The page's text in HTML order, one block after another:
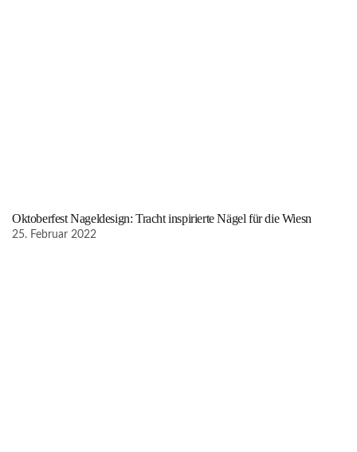
Oktoberfest Nageldesign: Tracht inspirierte Nägel für die Wiesn
25. Februar 2022